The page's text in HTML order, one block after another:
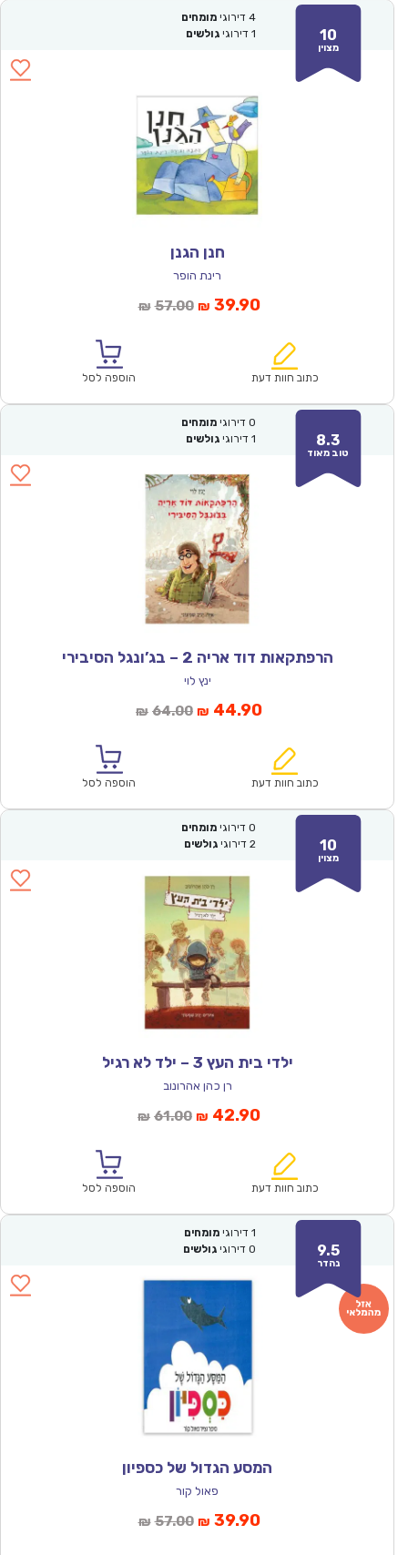
10
מצוין
4 דירוגי מומחים
1 דירוגי גולשים
חנן הגנן
רינת הופר
₪ 57.00המחיר
₪57.00.
₪ 39.90המחיר
הוא:
כתוב חוות דעת הוספה לסל
8.3
טוב מאוד
0 דירוגי מומחים
1 דירוגי גולשים
הרפתקאות דוד אריה 2 – בג’ונגל הסיבירי
ינץ לוי
₪ 64.00המחיר
₪64.00.
₪ 44.90המחיר
הוא:
כתוב חוות דעת הוספה לסל
10
מצוין
0 דירוגי מומחים
2 דירוגי גולשים
ילדי בית העץ 3 – ילד לא רגיל
רן כהן אהרונוב
₪ 61.00המחיר
₪61.00.
₪ 42.90המחיר
הוא:
כתוב חוות דעת הוספה לסל
9.5
נהדר
1 דירוגי מומחים
0 דירוגי גולשים
המסע הגדול של כספיון
פאול קור
₪ 57.00המחיר
₪ 39.90המחיר